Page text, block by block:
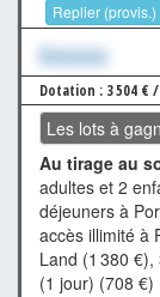
Replier (provis.)
Xxxxxxx
Dotation : 3 504 €
Les lots à
Au tirage au
adultes et 2
déjeuners à
accès illimité à
Land (1 380
(1 jour) (708 €)